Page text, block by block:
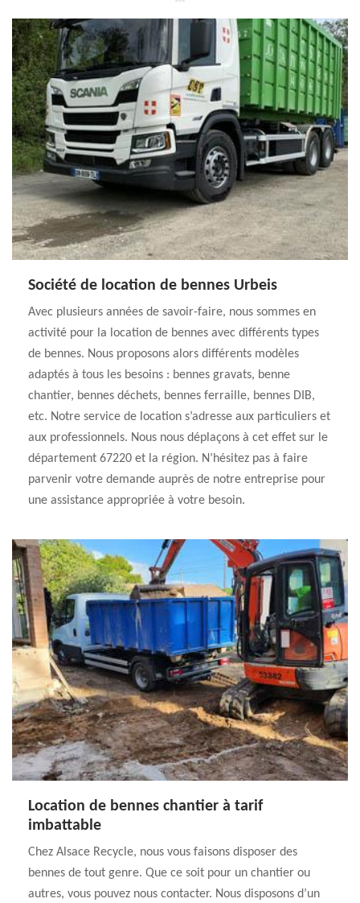
Société de location de bennes Urbeis
Avec plusieurs années de savoir-faire, nous sommes en
activité pour la location de bennes avec différents types
de bennes. Nous proposons alors différents modèles
adaptés à tous les besoins : bennes gravats, benne
chantier, bennes déchets, bennes ferraille, bennes DIB,
etc. Notre service de location s’adresse aux particuliers et
aux professionnels. Nous nous déplaçons à cet effet sur le
département 67220 et la région. N’hésitez pas à faire
parvenir votre demande auprès de notre entreprise pour
une assistance appropriée à votre besoin.
Location de bennes chantier à tarif
imbattable
Chez Alsace Recycle, nous vous faisons disposer des
bennes de tout genre. Que ce soit pour un chantier ou
autres, vous pouvez nous contacter. Nous disposons d’un